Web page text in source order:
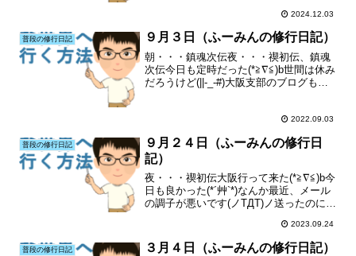
なかったり(T^T)大阪支部のブログも宜し
くお願いします(´・人・`)特にランキン...
2024.12.03
普段の修行日記 ９月３日（ふーみんの修行日記）
朝・・・鎮魂次伝夜・・・禊初伝、鎮魂
次伝今日も定時だった(*≧∇≦)b世間は休み
だろうけど(||-_-#)大阪支部のブログも宜
2022.09.03
普段の修行日記
９月２４日（ふーみんの修行日
記）
夜・・・禊初伝大阪行って来た(*≧∇≦)b今
日も良かった(*´艸`*)なんか最近、メール
の調子が悪いです(ノTДT)ノ送ったのに届
たり(T^T)大阪支部のブログも宜しくお願
いします(´・人・`)特にランキ...
2023.09.24
普段の修行日記 ３月４日（ふーみんの修行日記）